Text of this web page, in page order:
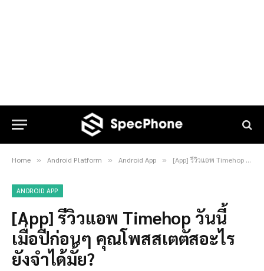
Home » Android Platform » Android App » [App] รีวิวแอพ Timehop วันนี้เมื่อปีก่อนๆ คุณโพสสเตตัสอะไร ยังจำได้มั้ย?
ANDROID APP
[App] รีวิวแอพ Timehop วันนี้
เมื่อปีก่อนๆ คุณโพสสเตตัสอะไร
ยังจำได้มั้ย?